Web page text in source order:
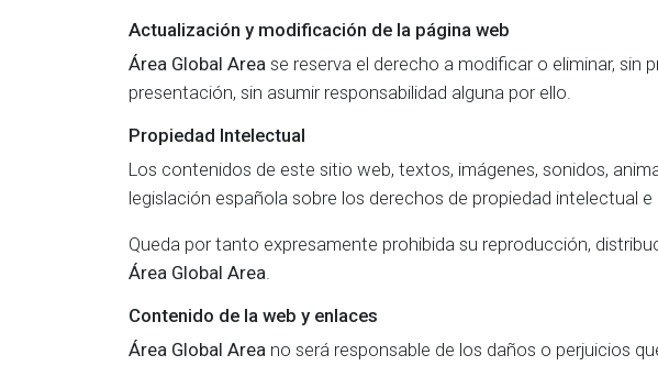
Actualización y modificación de la página web
Área Global Area se reserva el derecho a modificar o eliminar,
presentación, sin asumir responsabilidad alguna por ello.
Propiedad Intelectual
Los contenidos de este sitio web, textos, imágenes, sonidos,
legislación española sobre los derechos de propiedad intelectual
Queda por tanto expresamente prohibida su reproducción,
Área Global Area.
Contenido de la web y enlaces
Área Global Area no será responsable de los daños o perjuicios